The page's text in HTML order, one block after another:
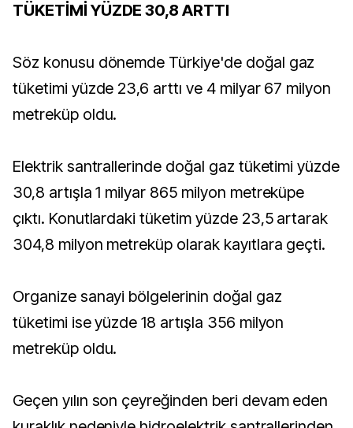
TÜKETİMİ YÜZDE 30,8 ARTTI
Söz konusu dönemde Türkiye'de doğal gaz
tüketimi yüzde 23,6 arttı ve 4 milyar 67 milyon
metreküp oldu.
Elektrik santrallerinde doğal gaz tüketimi yüzde
30,8 artışla 1 milyar 865 milyon metreküpe
çıktı. Konutlardaki tüketim yüzde 23,5 artarak
304,8 milyon metreküp olarak kayıtlara geçti.
Organize sanayi bölgelerinin doğal gaz
tüketimi ise yüzde 18 artışla 356 milyon
metreküp oldu.
Geçen yılın son çeyreğinden beri devam eden